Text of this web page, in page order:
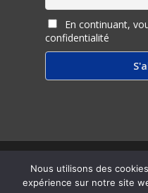
En continuant,
confidentialité
© 2026 Inter Ligere.
Nous utilisons des
expérience sur notre site